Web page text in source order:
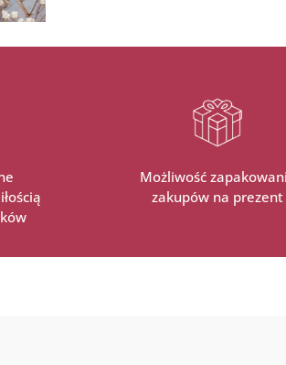
Możliwość
zakupów na prezent